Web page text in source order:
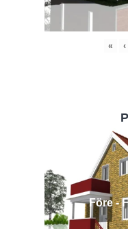
« ‹
Före -